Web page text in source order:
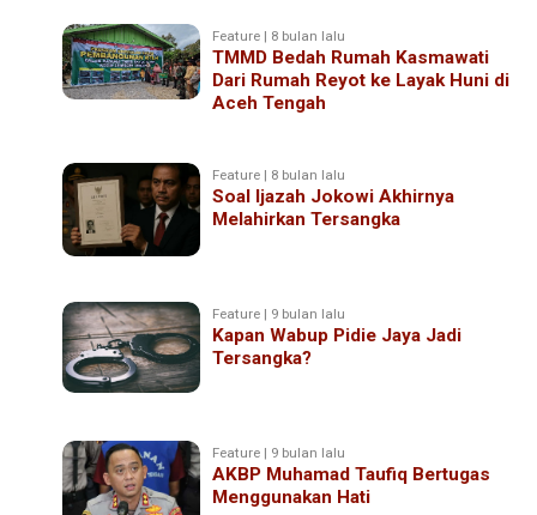
Feature | 8 bulan lalu
TMMD Bedah Rumah Kasmawati
Dari Rumah Reyot ke Layak Huni di
Aceh Tengah
Feature | 8 bulan lalu
Soal Ijazah Jokowi Akhirnya
Melahirkan Tersangka
Feature | 9 bulan lalu
Kapan Wabup Pidie Jaya Jadi
Tersangka?
Feature | 9 bulan lalu
AKBP Muhamad Taufiq Bertugas
Menggunakan Hati